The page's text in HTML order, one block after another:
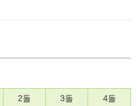
2돌 3돌 4돌